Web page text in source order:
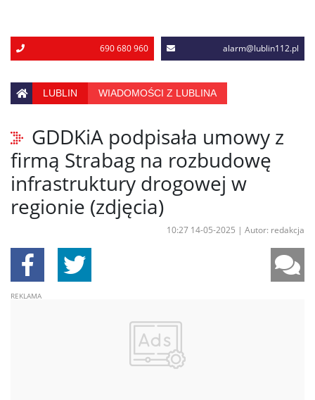
690 680 960 alarm@lublin112.pl
LUBLIN WIADOMOŚCI Z LUBLINA
GDDKiA podpisała umowy z
firmą Strabag na rozbudowę
infrastruktury drogowej w
regionie (zdjęcia)
10:27 14-05-2025 | Autor: redakcja